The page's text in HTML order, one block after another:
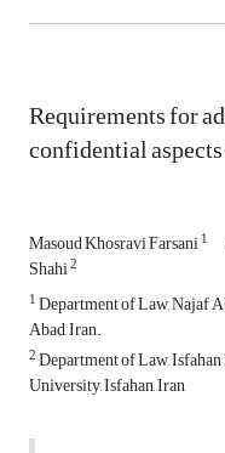
Requirements for
confidential
Masoud Khosravi Farsani1
Shahi2
1Department of Law, Najaf
Abad, Iran.
2Department of Law,
University, Isfahan, Iran